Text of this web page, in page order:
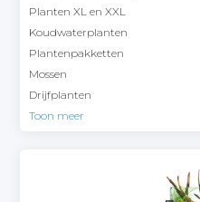
Planten XL en XXL
Koudwaterplanten
Plantenpakketten
Mossen
Drijfplanten
Toon meer